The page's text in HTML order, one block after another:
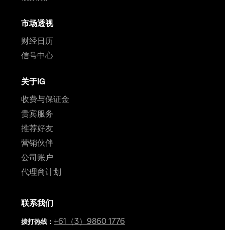
市场透视
财经日历
信号中心
关于IG
收费与保证金
贵宾服务
推荐好友
营销伙伴
公司账户
代理商计划
联系我们
拨打热线 ： +61（3）9860 1776